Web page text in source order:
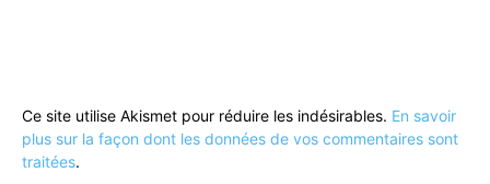
Ce site utilise Akismet pour réduire les indésirables. En savoir
plus sur la façon dont les données de vos commentaires sont
traitées.